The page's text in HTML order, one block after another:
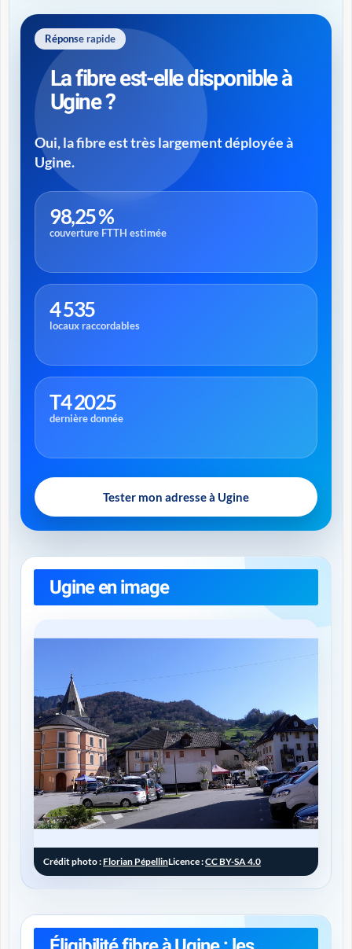
Réponse rapide
La fibre est-elle disponible à
Ugine ?
Oui, la fibre est très largement déployée à
Ugine.
98,25 %
couverture FTTH estimée
4 535
locaux raccordables
T4 2025
dernière donnée
Tester mon adresse à Ugine
Ugine en image
Crédit photo :Florian PépellinLicence :CC BY-SA 4.0